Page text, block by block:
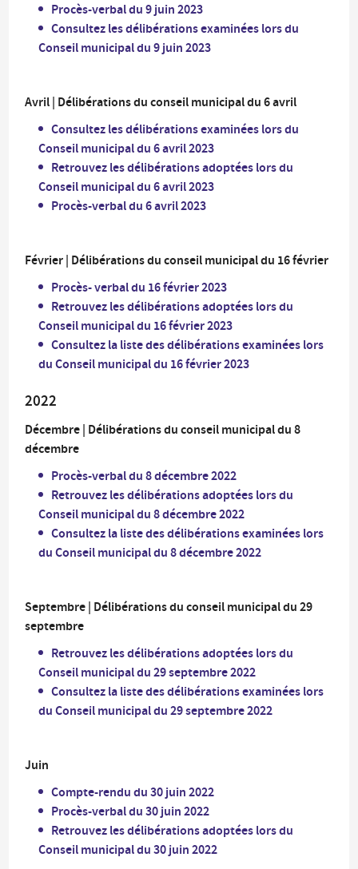
Procès-verbal du 9 juin 2023
Consultez les délibérations examinées lors du
Conseil municipal du 9 juin 2023
Avril | Délibérations du conseil municipal du 6 avril
Consultez les délibérations examinées lors du
Conseil municipal du 6 avril 2023
Retrouvez les délibérations adoptées lors du
Conseil municipal du 6 avril 2023
Procès-verbal du 6 avril 2023
Février | Délibérations du conseil municipal du 16 février
Procès- verbal du 16 février 2023
Retrouvez les délibérations adoptées lors du
Conseil municipal du 16 février 2023
Consultez la liste des délibérations examinées lors
du Conseil municipal du 16 février 2023
2022
Décembre | Délibérations du conseil municipal du 8
décembre
Procès-verbal du 8 décembre 2022
Retrouvez les délibérations adoptées lors du
Conseil municipal du 8 décembre 2022
Consultez la liste des délibérations examinées lors
du Conseil municipal du 8 décembre 2022
Septembre | Délibérations du conseil municipal du 29
septembre
Retrouvez les délibérations adoptées lors du
Conseil municipal du 29 septembre 2022
Consultez la liste des délibérations examinées lors
du Conseil municipal du 29 septembre 2022
Juin
Compte-rendu du 30 juin 2022
Procès-verbal du 30 juin 2022
Retrouvez les délibérations adoptées lors du
Conseil municipal du 30 juin 2022